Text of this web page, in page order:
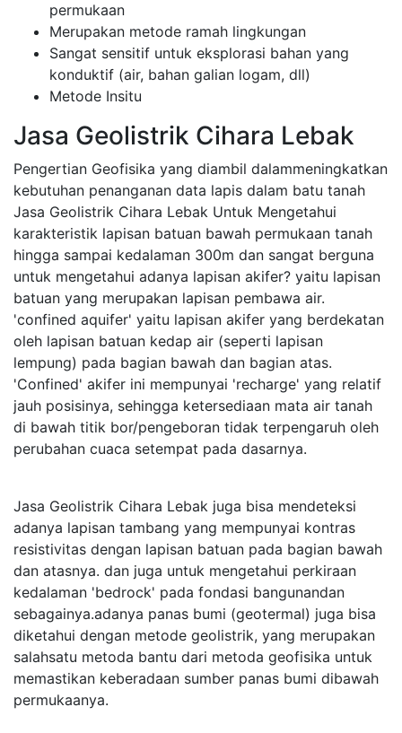
permukaan
Merupakan metode ramah lingkungan
Sangat sensitif untuk eksplorasi bahan yang
konduktif (air, bahan galian logam, dll)
Metode Insitu
Jasa Geolistrik Cihara Lebak
Pengertian Geofisika yang diambil dalammeningkatkan
kebutuhan penanganan data lapis dalam batu tanah
Jasa Geolistrik Cihara Lebak Untuk Mengetahui
karakteristik lapisan batuan bawah permukaan tanah
hingga sampai kedalaman 300m dan sangat berguna
untuk mengetahui adanya lapisan akifer? yaitu lapisan
batuan yang merupakan lapisan pembawa air.
'confined aquifer' yaitu lapisan akifer yang berdekatan
oleh lapisan batuan kedap air (seperti lapisan
lempung) pada bagian bawah dan bagian atas.
'Confined' akifer ini mempunyai 'recharge' yang relatif
jauh posisinya, sehingga ketersediaan mata air tanah
di bawah titik bor/pengeboran tidak terpengaruh oleh
perubahan cuaca setempat pada dasarnya.
Jasa Geolistrik Cihara Lebak juga bisa mendeteksi
adanya lapisan tambang yang mempunyai kontras
resistivitas dengan lapisan batuan pada bagian bawah
dan atasnya. dan juga untuk mengetahui perkiraan
kedalaman 'bedrock' pada fondasi bangunandan
sebagainya.adanya panas bumi (geotermal) juga bisa
diketahui dengan metode geolistrik, yang merupakan
salahsatu metoda bantu dari metoda geofisika untuk
memastikan keberadaan sumber panas bumi dibawah
permukaanya.